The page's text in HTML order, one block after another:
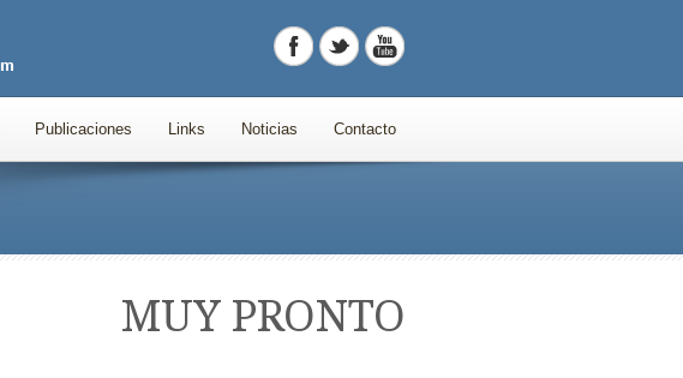
Publicaciones Links Noticias Contacto
MUY PRONTO